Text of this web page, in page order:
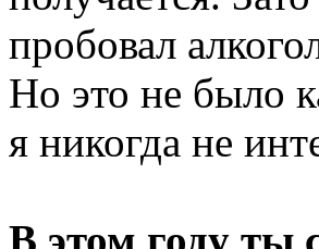
пробовал
Но это не было
я никогда не